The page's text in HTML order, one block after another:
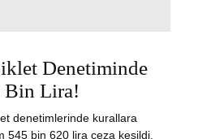
Denetiminde
Bin Lira!
denetimlerinde kurallara
545 bin 620 lira ceza kesildi.